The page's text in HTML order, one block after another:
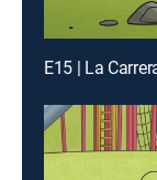
E15 | La